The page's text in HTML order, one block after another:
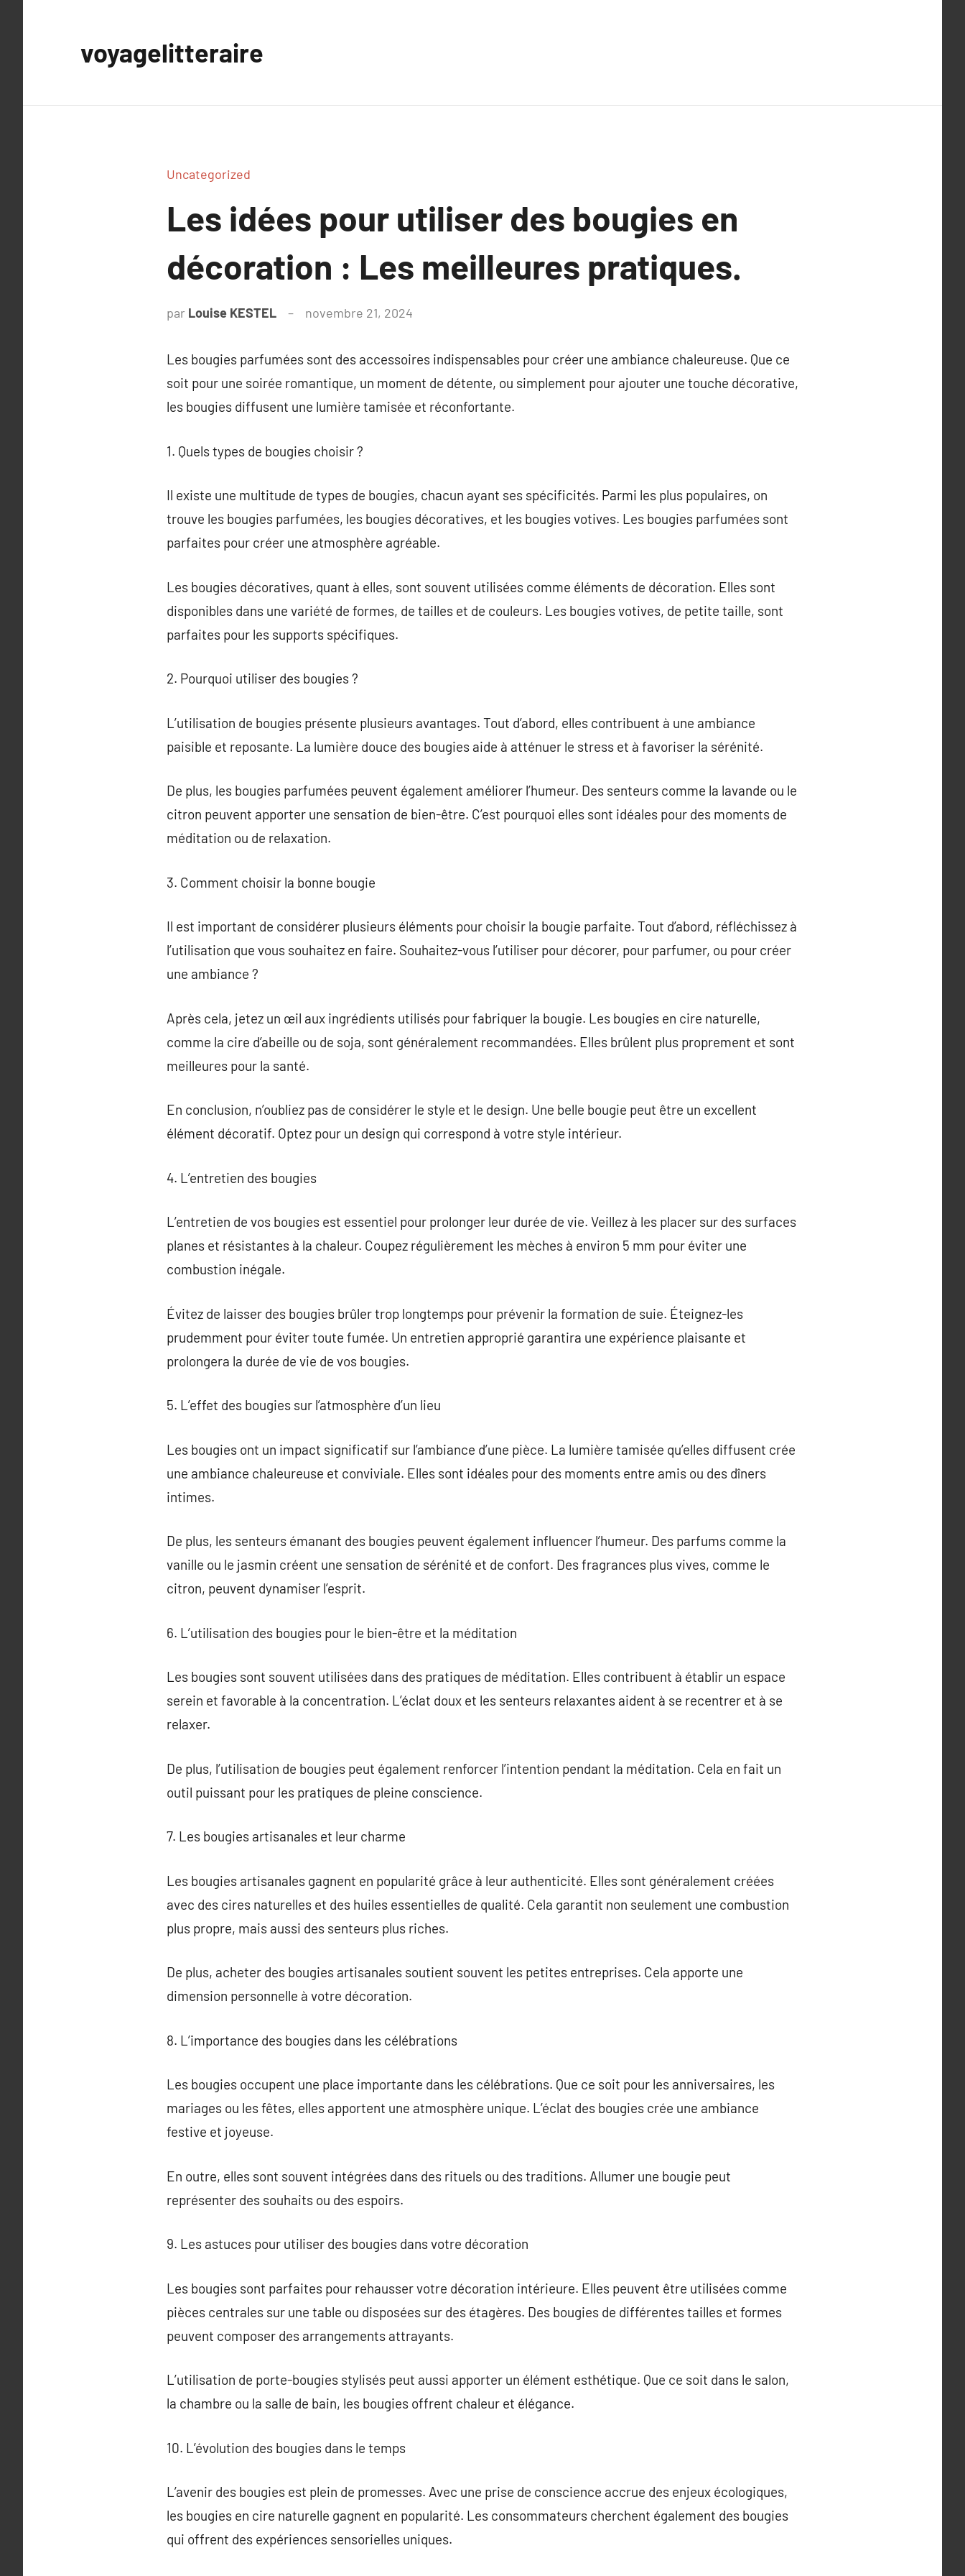
voyagelitteraire
Uncategorized
Les idées pour utiliser des bougies en
décoration : Les meilleures pratiques.
par Louise KESTEL novembre 21, 2024
Les bougies parfumées sont des accessoires indispensables pour créer une ambiance chaleureuse. Que ce
soit pour une soirée romantique, un moment de détente, ou simplement pour ajouter une touche décorative,
les bougies diffusent une lumière tamisée et réconfortante.
1. Quels types de bougies choisir ?
Il existe une multitude de types de bougies, chacun ayant ses spécificités. Parmi les plus populaires, on
trouve les bougies parfumées, les bougies décoratives, et les bougies votives. Les bougies parfumées sont
parfaites pour créer une atmosphère agréable.
Les bougies décoratives, quant à elles, sont souvent utilisées comme éléments de décoration. Elles sont
disponibles dans une variété de formes, de tailles et de couleurs. Les bougies votives, de petite taille, sont
parfaites pour les supports spécifiques.
2. Pourquoi utiliser des bougies ?
L’utilisation de bougies présente plusieurs avantages. Tout d’abord, elles contribuent à une ambiance
paisible et reposante. La lumière douce des bougies aide à atténuer le stress et à favoriser la sérénité.
De plus, les bougies parfumées peuvent également améliorer l’humeur. Des senteurs comme la lavande ou le
citron peuvent apporter une sensation de bien-être. C’est pourquoi elles sont idéales pour des moments de
méditation ou de relaxation.
3. Comment choisir la bonne bougie
Il est important de considérer plusieurs éléments pour choisir la bougie parfaite. Tout d’abord, réfléchissez à
l’utilisation que vous souhaitez en faire. Souhaitez-vous l’utiliser pour décorer, pour parfumer, ou pour créer
une ambiance ?
Après cela, jetez un œil aux ingrédients utilisés pour fabriquer la bougie. Les bougies en cire naturelle,
comme la cire d’abeille ou de soja, sont généralement recommandées. Elles brûlent plus proprement et sont
meilleures pour la santé.
En conclusion, n’oubliez pas de considérer le style et le design. Une belle bougie peut être un excellent
élément décoratif. Optez pour un design qui correspond à votre style intérieur.
4. L’entretien des bougies
L’entretien de vos bougies est essentiel pour prolonger leur durée de vie. Veillez à les placer sur des surfaces
planes et résistantes à la chaleur. Coupez régulièrement les mèches à environ 5 mm pour éviter une
combustion inégale.
Évitez de laisser des bougies brûler trop longtemps pour prévenir la formation de suie. Éteignez-les
prudemment pour éviter toute fumée. Un entretien approprié garantira une expérience plaisante et
prolongera la durée de vie de vos bougies.
5. L’effet des bougies sur l’atmosphère d’un lieu
Les bougies ont un impact significatif sur l’ambiance d’une pièce. La lumière tamisée qu’elles diffusent crée
une ambiance chaleureuse et conviviale. Elles sont idéales pour des moments entre amis ou des dîners
intimes.
De plus, les senteurs émanant des bougies peuvent également influencer l’humeur. Des parfums comme la
vanille ou le jasmin créent une sensation de sérénité et de confort. Des fragrances plus vives, comme le
citron, peuvent dynamiser l’esprit.
6. L’utilisation des bougies pour le bien-être et la méditation
Les bougies sont souvent utilisées dans des pratiques de méditation. Elles contribuent à établir un espace
serein et favorable à la concentration. L’éclat doux et les senteurs relaxantes aident à se recentrer et à se
relaxer.
De plus, l’utilisation de bougies peut également renforcer l’intention pendant la méditation. Cela en fait un
outil puissant pour les pratiques de pleine conscience.
7. Les bougies artisanales et leur charme
Les bougies artisanales gagnent en popularité grâce à leur authenticité. Elles sont généralement créées
avec des cires naturelles et des huiles essentielles de qualité. Cela garantit non seulement une combustion
plus propre, mais aussi des senteurs plus riches.
De plus, acheter des bougies artisanales soutient souvent les petites entreprises. Cela apporte une
dimension personnelle à votre décoration.
8. L’importance des bougies dans les célébrations
Les bougies occupent une place importante dans les célébrations. Que ce soit pour les anniversaires, les
mariages ou les fêtes, elles apportent une atmosphère unique. L’éclat des bougies crée une ambiance
festive et joyeuse.
En outre, elles sont souvent intégrées dans des rituels ou des traditions. Allumer une bougie peut
représenter des souhaits ou des espoirs.
9. Les astuces pour utiliser des bougies dans votre décoration
Les bougies sont parfaites pour rehausser votre décoration intérieure. Elles peuvent être utilisées comme
pièces centrales sur une table ou disposées sur des étagères. Des bougies de différentes tailles et formes
peuvent composer des arrangements attrayants.
L’utilisation de porte-bougies stylisés peut aussi apporter un élément esthétique. Que ce soit dans le salon,
la chambre ou la salle de bain, les bougies offrent chaleur et élégance.
10. L’évolution des bougies dans le temps
L’avenir des bougies est plein de promesses. Avec une prise de conscience accrue des enjeux écologiques,
les bougies en cire naturelle gagnent en popularité. Les consommateurs cherchent également des bougies
qui offrent des expériences sensorielles uniques.